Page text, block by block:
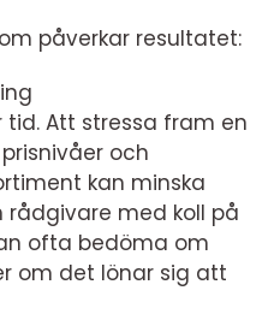
påverkar resultatet:
tid. Att stressa fram en
och
kan minska
rådgivare med koll på
ofta bedöma om
om det lönar sig att